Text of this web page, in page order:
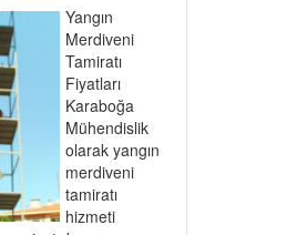
Yangın
Merdiveni
Tamiratı
Fiyatları
Karaboğa
Mühendislik
olarak yangın
merdiveni
tamiratı
hizmeti